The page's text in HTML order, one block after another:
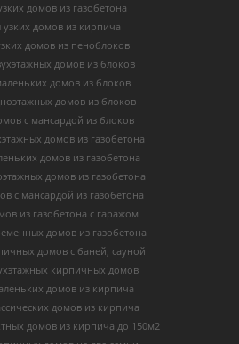
домов из газобетона
узких домов из кирпича
домов из пеноблоков
домов из блоков
домов из блоков
домов из блоков
с мансардой из блоков
домов из газобетона
домов из газобетона
домов из газобетона
с мансардой из газобетона
из газобетона с гаражом
домов из газобетона
домов с баней, сауной
кирпичных домов
домов из кирпича
домов из кирпича
домов из кирпича до 150м2